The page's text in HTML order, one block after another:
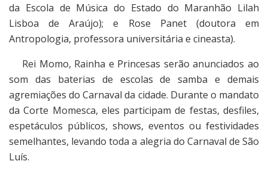
da Escola de Música do Estado do Maranhão Lilah
Lisboa de Araújo); e Rose Panet (doutora em
Antropologia, professora universitária e cineasta).
Rei Momo, Rainha e Princesas serão anunciados ao
som das baterias de escolas de samba e demais
agremiações do Carnaval da cidade. Durante o mandato
da Corte Momesca, eles participam de festas, desfiles,
espetáculos públicos, shows, eventos ou festividades
semelhantes, levando toda a alegria do Carnaval de São
Luís.